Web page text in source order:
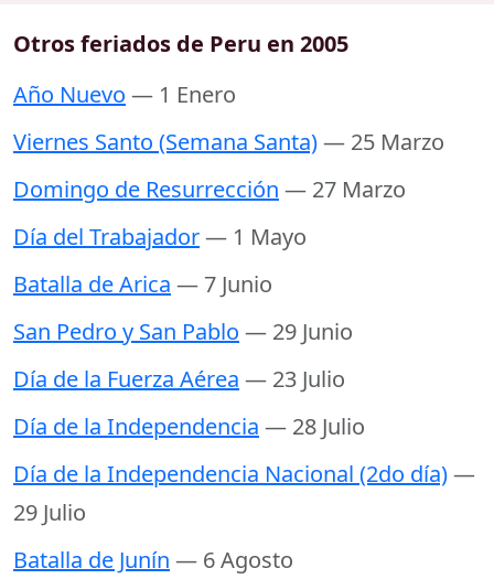
Otros feriados de Peru en 2005
Año Nuevo — 1 Enero
Viernes Santo (Semana Santa)— 25 Marzo
Domingo de Resurrección — 27 Marzo
Día del Trabajador— 1 Mayo
Batalla de Arica — 7 Junio
San Pedro y San Pablo — 29 Junio
Día de la Fuerza Aérea — 23 Julio
Día de la Independencia — 28 Julio
Día de la Independencia Nacional (2do día)—
29 Julio
Batalla de Junín — 6 Agosto